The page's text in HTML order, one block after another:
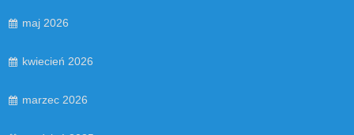
maj 2026
kwiecień 2026
marzec 2026